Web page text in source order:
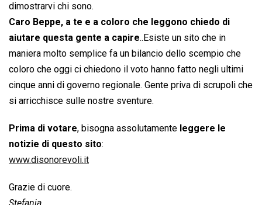
dimostrarvi chi sono.
Caro Beppe, a te e a coloro che leggono chiedo di
aiutare questa gente a capire..Esiste un sito che in
maniera molto semplice fa un bilancio dello scempio che
coloro che oggi ci chiedono il voto hanno fatto negli ultimi
cinque anni di governo regionale. Gente priva di scrupoli che
si arricchisce sulle nostre sventure.
Prima di votare, bisogna assolutamente leggere le
notizie di questo sito:
www.disonorevoli.it
Grazie di cuore.